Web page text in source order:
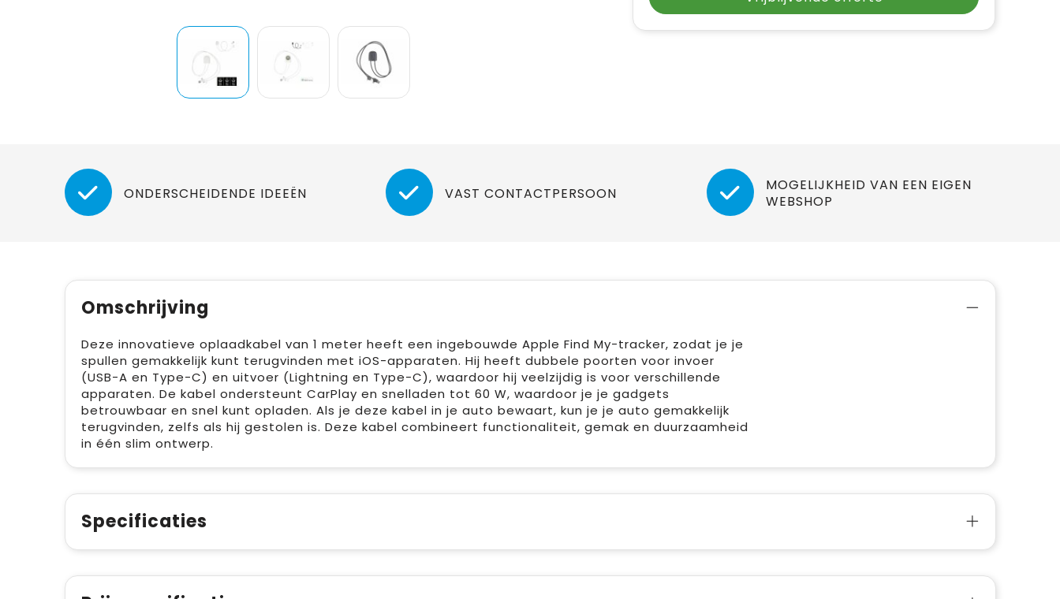
ONDERSCHEIDENDE IDEEËN VAST CONTACTPERSOON
MOGELIJKHEID VAN EEN EIGEN
WEBSHOP
Omschrijving
Deze innovatieve oplaadkabel van 1 meter heeft een ingebouwde Apple Find My-tracker, zodat je je
spullen gemakkelijk kunt terugvinden met iOS-apparaten. Hij heeft dubbele poorten voor invoer
(USB-A en Type-C) en uitvoer (Lightning en Type-C), waardoor hij veelzijdig is voor verschillende
apparaten. De kabel ondersteunt CarPlay en snelladen tot 60 W, waardoor je je gadgets
betrouwbaar en snel kunt opladen. Als je deze kabel in je auto bewaart, kun je je auto gemakkelijk
terugvinden, zelfs als hij gestolen is. Deze kabel combineert functionaliteit, gemak en duurzaamheid
in één slim ontwerp.
Specificaties